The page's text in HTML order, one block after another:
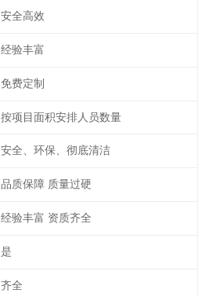
安全高效
经验丰富
免费定制
按项目面积安排人员数量
安全、环保、彻底清洁
品质保障 质量过硬
经验丰富 资质齐全
是
齐全